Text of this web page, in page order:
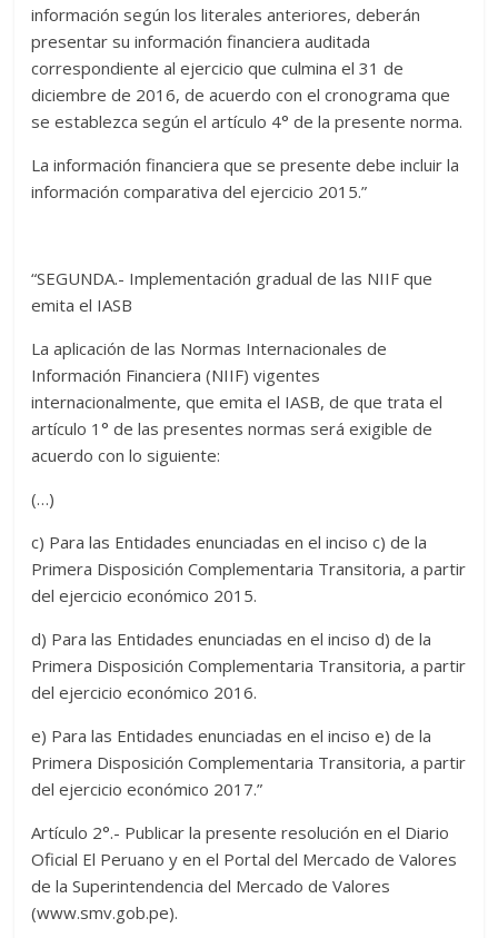
información según los literales anteriores, deberán
presentar su información financiera auditada
correspondiente al ejercicio que culmina el 31 de
diciembre de 2016, de acuerdo con el cronograma que
se establezca según el artículo 4° de la presente norma.
La información financiera que se presente debe incluir la
información comparativa del ejercicio 2015.”
“SEGUNDA.- Implementación gradual de las NIIF que
emita el IASB
La aplicación de las Normas Internacionales de
Información Financiera (NIIF) vigentes
internacionalmente, que emita el IASB, de que trata el
artículo 1° de las presentes normas será exigible de
acuerdo con lo siguiente:
(…)
c) Para las Entidades enunciadas en el inciso c) de la
Primera Disposición Complementaria Transitoria, a partir
del ejercicio económico 2015.
d) Para las Entidades enunciadas en el inciso d) de la
Primera Disposición Complementaria Transitoria, a partir
del ejercicio económico 2016.
e) Para las Entidades enunciadas en el inciso e) de la
Primera Disposición Complementaria Transitoria, a partir
del ejercicio económico 2017.”
Artículo 2°.- Publicar la presente resolución en el Diario
Oficial El Peruano y en el Portal del Mercado de Valores
de la Superintendencia del Mercado de Valores
(www.smv.gob.pe).